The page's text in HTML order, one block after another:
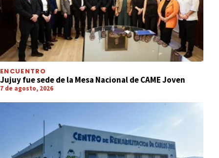
ENCUENTRO
Jujuy fue sede de la Mesa Nacional de CAME Joven
7 de agosto, 2026